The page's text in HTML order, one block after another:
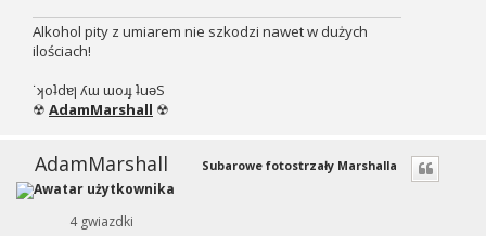
Alkohol pity z umiarem nie szkodzi nawet w dużych
ilościach!
˙ʞoʇdɐן ʎɯ ɯoɹɟ ʇuǝS
☢ AdamMarshall ☢
AdamMarshall
4 gwiazdki
Subarowe fotostrzały Marshalla